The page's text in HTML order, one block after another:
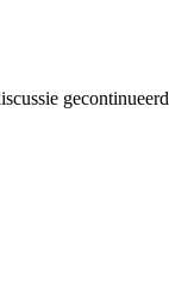
gecontinueerd